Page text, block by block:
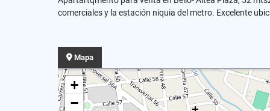
comerciales y la estación niquia del metro. Excelente
Mapa
+
−